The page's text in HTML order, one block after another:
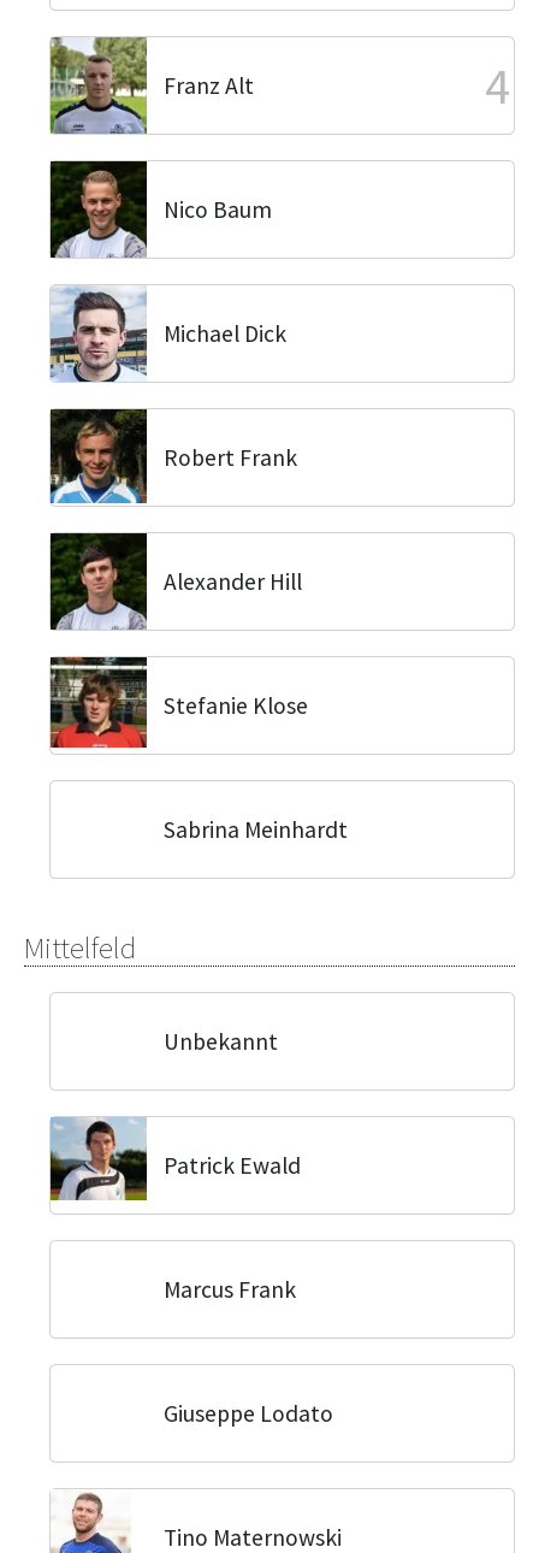
Franz Alt 4
Nico Baum
Michael Dick
Robert Frank
Alexander Hill
Stefanie Klose
Sabrina Meinhardt
Mittelfeld
Unbekannt
Patrick Ewald
Marcus Frank
Giuseppe Lodato
Tino Maternowski